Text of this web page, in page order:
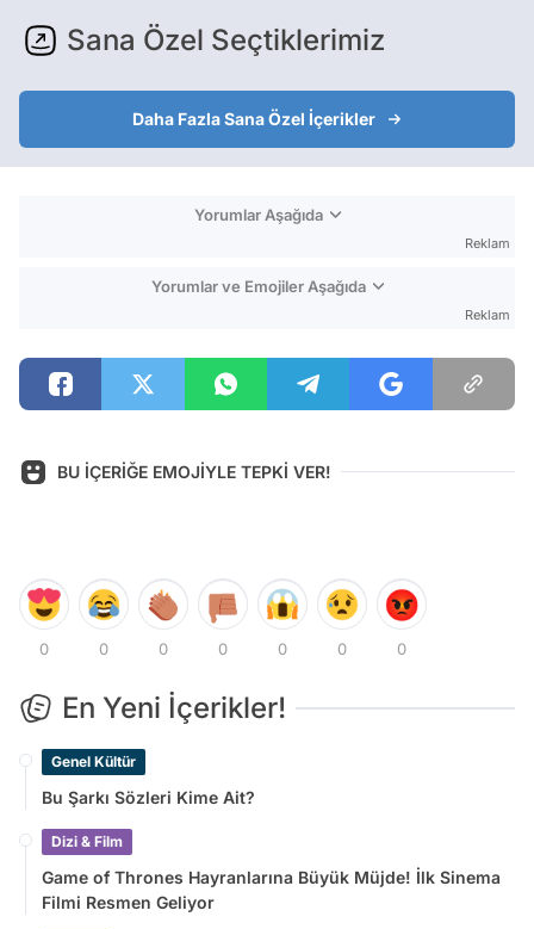
Sana Özel Seçtiklerimiz
Daha Fazla Sana Özel İçerikler
Yorumlar Aşağıda
Reklam
Yorumlar ve Emojiler Aşağıda
Reklam
BU İÇERİĞE EMOJİYLE TEPKİ VER!
0 0 0 0 0 0 0
En Yeni İçerikler!
Genel Kültür
Bu Şarkı Sözleri Kime Ait?
Dizi & Film
Game of Thrones Hayranlarına Büyük Müjde! İlk Sinema
Filmi Resmen Geliyor